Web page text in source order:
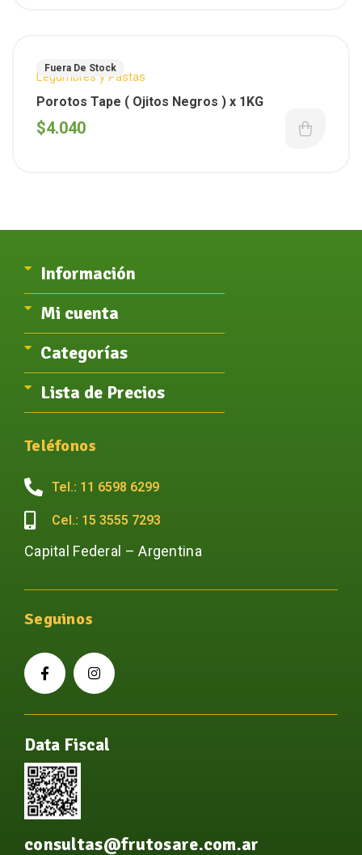
Fuera De Stock
Legumbres y Pastas
Porotos Tape ( Ojitos Negros ) x 1KG
$4.040
Información
Mi cuenta
Categorías
Lista de Precios
Teléfonos
Tel.: 11 6598 6299
Cel.: 15 3555 7293
Capital Federal – Argentina
Seguinos
Data Fiscal
consultas@frutosare.com.ar